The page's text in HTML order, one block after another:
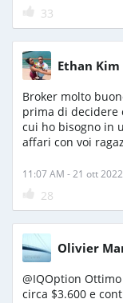
33
Ethan Kim
Broker molto
prima di decidere
cui ho bisogno in
affari con voi
11:07 AM - 21 ott 2022
28
Olivier
@IQOption
circa $3.600 e